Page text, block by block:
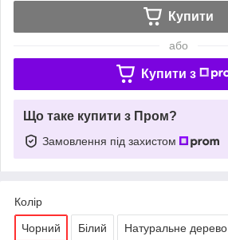
Купити
або
Купити з
Що таке купити з Пром?
Замовлення під захистом
Колір
Чорний Білий Натуральне дерево